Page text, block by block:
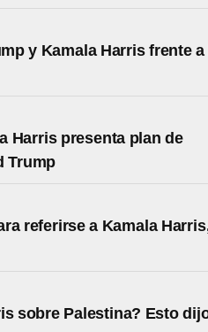
y Kamala Harris frente a
Harris presenta plan de
Trump
referirse a Kamala
sobre Palestina? Esto